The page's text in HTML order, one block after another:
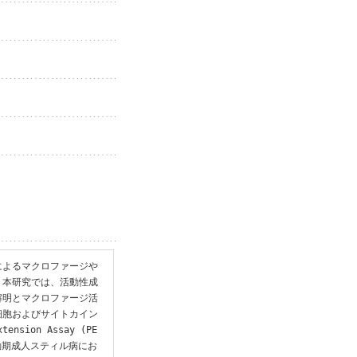
るマクロファージや
研究では、活動性成
とマクロファージ活
およびサイトカイン
Assay (PE
成人スティル病にお